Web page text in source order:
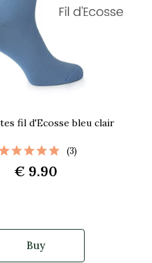
fil d'Ecosse bleu clair
(3)
€ 9.90
Buy